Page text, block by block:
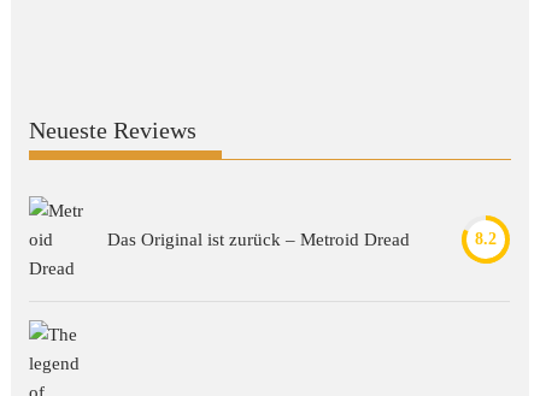
Neueste Reviews
Das Original ist zurück – Metroid Dread 8.2